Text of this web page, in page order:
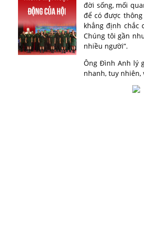
đời sống, mối
để có được
khẳng định chắc
Chúng tôi gần
nhiều người”.
Ông Đình Anh lý
nhanh, tuy nhiên,